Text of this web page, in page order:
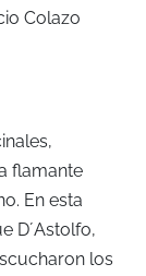
Colazo
flamante
En esta
D´Astolfo,
los